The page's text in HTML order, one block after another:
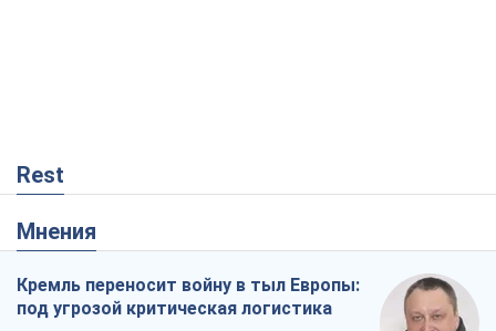
Rest
Мнения
Кремль переносит войну в тыл Европы:
под угрозой критическая логистика